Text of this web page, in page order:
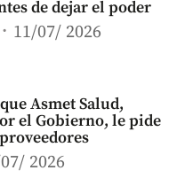
de dejar el poder
11/07/ 2026
Asmet Salud,
el Gobierno, le pide
2026